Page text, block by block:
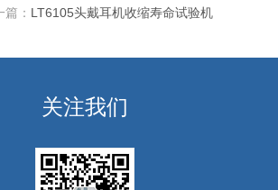
篇： LT6105头戴耳机收缩寿命试验机
关注我们